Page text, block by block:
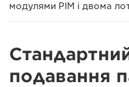
модулями PIM і двома
подавання